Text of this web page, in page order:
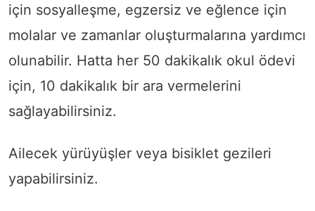
için sosyalleşme, egzersiz ve eğlence için
molalar ve zamanlar oluşturmalarına yardımcı
olunabilir. Hatta her 50 dakikalık okul ödevi
için, 10 dakikalık bir ara vermelerini
sağlayabilirsiniz.
Ailecek yürüyüşler veya bisiklet gezileri
yapabilirsiniz.